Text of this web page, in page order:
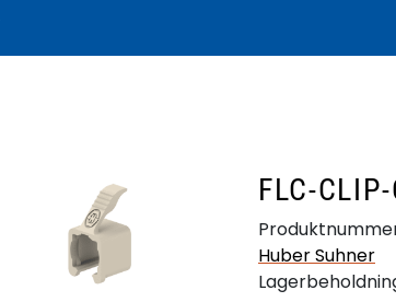
og dokumentasjon
FLC-
Huber Suhner